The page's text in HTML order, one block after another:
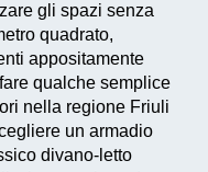
gli spazi senza
quadrato,
appositamente
qualche semplice
nella regione Friuli
un armadio
divano-letto